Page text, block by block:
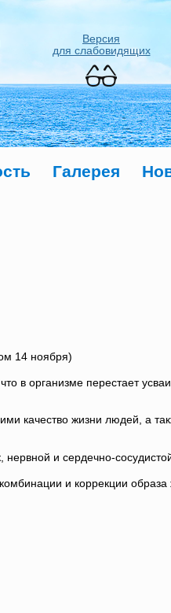
Версия
для слабовидящих
Галерея
14 ноября)
в организме перестает
качество жизни людей, а
и сердечно-
и коррекции образа